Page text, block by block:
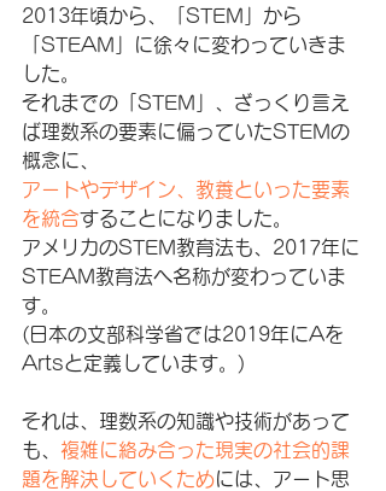
2013年頃から、「STEM」から
「STEAM」に徐々に変わっていきま
した。
それまでの「STEM」、ざっくり言え
ば理数系の要素に偏っていたSTEMの
概念に、
アートやデザイン、教養といった要素
を統合することになりました。
アメリカのSTEM教育法も、2017年に
STEAM教育法へ名称が変わっていま
す。
(日本の文部科学省では2019年にAを
Artsと定義しています。)
それは、理数系の知識や技術があって
も、 複雑に絡み合った現実の社会的課
題を解決していくためには、アート思